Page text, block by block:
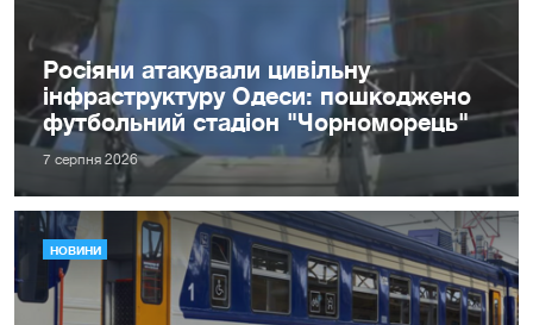
Росіяни атакували цивільну
інфраструктуру Одеси: пошкоджено
футбольний стадіон "Чорноморець"
7 серпня 2026
НОВИНИ